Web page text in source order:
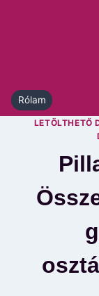
Rólam
LETÖLTHETŐ